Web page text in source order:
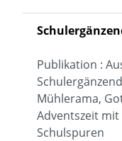
Publikation :
Mühlerama,
Adventszeit
Schulspuren